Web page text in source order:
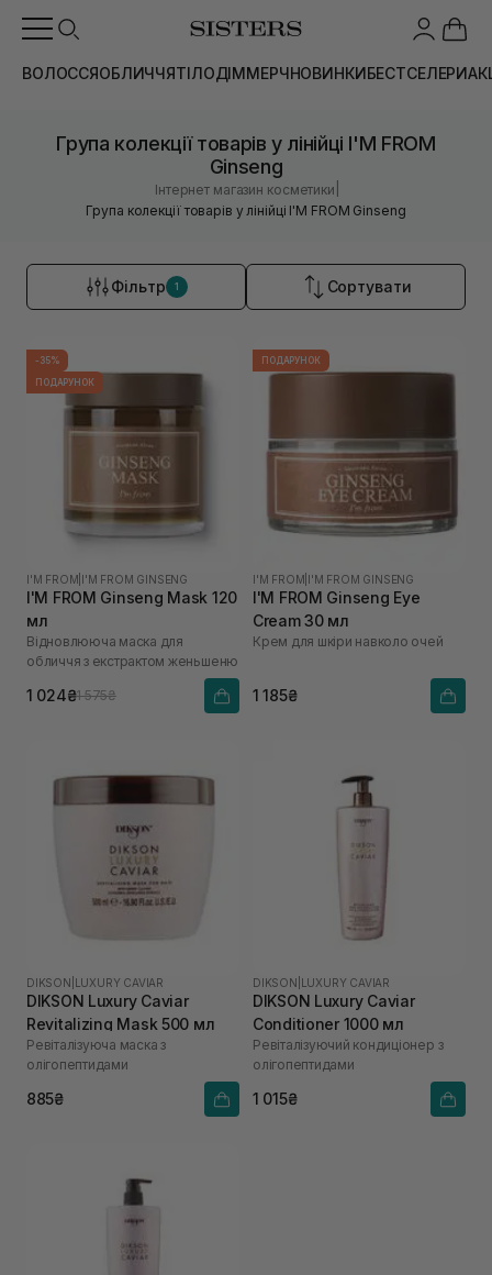
ВОЛОССЯОБЛИЧЧЯТІЛОДІММЕРЧНОВИНКИБЕСТСЕЛЕРИ
Група колекції товарів у лінійці I'M FROM
Ginseng
Інтернет магазин косметики
Група колекції товарів у лінійці I'M FROM Ginseng
Фільтр 1 Сортувати
-35%
ПОДАРУНОК
I'M FROM I'M FROM GINSENG
I'M FROM Ginseng Mask 120
мл
Відновлююча маска для
обличчя з екстрактом женьшеню
1 024₴1 575₴
ПОДАРУНОК
I'M FROM I'M FROM GINSENG
I'M FROM Ginseng Eye
Cream 30 мл
Крем для шкіри навколо очей
1 185₴
DIKSON LUXURY CAVIAR
DIKSON Luxury Caviar
Revitalizing Mask 500 мл
Ревіталізуюча маска з
олігопептидами
885₴
DIKSON LUXURY CAVIAR
DIKSON Luxury Caviar
Conditioner 1000 мл
Ревіталізуючий кондиціонер з
олігопептидами
1 015₴